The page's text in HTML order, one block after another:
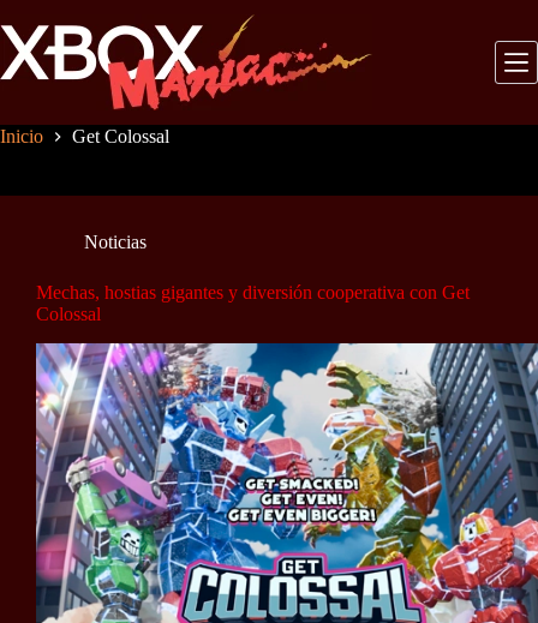
al
contenido
Inicio Get Colossal
Noticias
Mechas, hostias gigantes y diversión cooperativa con Get
Colossal